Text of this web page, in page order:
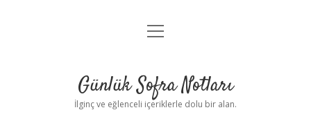
Anasayfa
Yasal Uyarı
menüyü
Günlük Sofra Notları
İlginç ve eğlenceli içeriklerle dolu bir alan.